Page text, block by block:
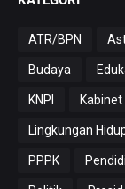
ATR/BPN
Budaya
KNPI Kabinet
Lingkungan
PPPK